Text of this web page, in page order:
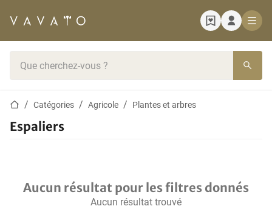
Page d'accueil
Catégories Agricole Plantes et arbres
Espaliers
Aucun résultat pour les filtres donnés
Aucun résultat trouvé